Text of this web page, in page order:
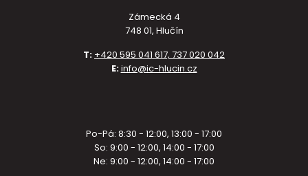
Zámecká 4
748 01, Hlučín
T: +420 595 041 617, 737 020 042
E:info@ic-hlucin.cz
Po-Pá: 8:30 - 12:00, 13:00 - 17:00
So: 9:00 - 12:00, 14:00 - 17:00
Ne: 9:00 - 12:00, 14:00 - 17:00